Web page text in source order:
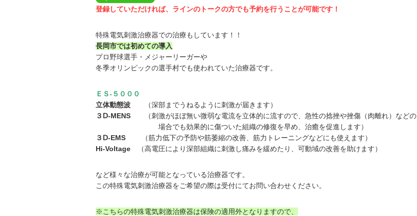
登録していただければ、ラインのトークの方でも予約を行うことが可能です！
特殊電気刺激治療器での治療もしています！！
長岡市では初めての導入
プロ野球選手・メジャーリーガーや
冬季オリンピックの選手村でも使われていた治療器です。
ＥＳ-５０００
立体動態波 （深部までうねるように刺激が届きます）
３Ⅾ-MENS （刺激がほぼ無い微弱な電流を立体的に流すので、急性の捻挫や挫傷（肉離れ）などの
場合でも効果的に傷ついた組織の修復を早め、治癒を促進します）
３Ⅾ-EMS （筋力低下の予防や筋萎縮の改善、筋力トレーニングなどにも使えます）
Hi-Voltage （高電圧により深部組織に刺激し痛みを緩めたり、可動域の改善を助けます）
など様々な治療が可能となっている治療器です。
この特殊電気刺激治療器をご希望の際は受付にてお問い合わせください。
※こちらの特殊電気刺激治療器は保険の適用外となりますので、